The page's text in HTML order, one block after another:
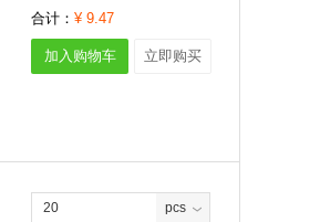
合计： ¥ 9.47
加入购物车 立即购买
pcs